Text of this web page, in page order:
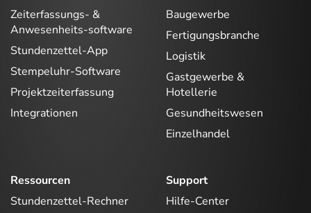
Zeiterfassungs- &
Anwesenheits-software
Stundenzettel-App
Stempeluhr-Software
Projektzeiterfassung
Integrationen
Baugewerbe
Fertigungsbranche
Logistik
Gastgewerbe &
Hotellerie
Gesundheitswesen
Einzelhandel
Ressourcen
Stundenzettel-Rechner
Support
Hilfe-Center